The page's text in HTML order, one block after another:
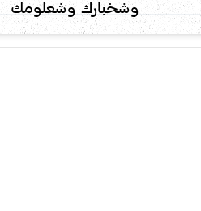
وشخبارك وشعلومك